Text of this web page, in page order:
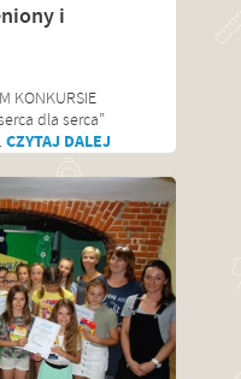
i
KONKURSIE
dla serca”
CZYTAJ DALEJ